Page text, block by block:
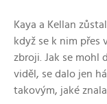
Kaya a Kellan
když se k nim přes
zbroji. Jak se mohl
viděl, se dalo jen
takovým, jaké znala